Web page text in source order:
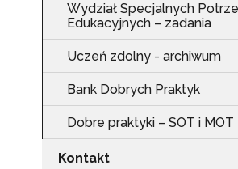
Wydział Specjalnych
Edukacyjnych – zadania
Uczeń zdolny - archiwum
Bank Dobrych Praktyk
Dobre praktyki – SOT i MOT
Kontakt